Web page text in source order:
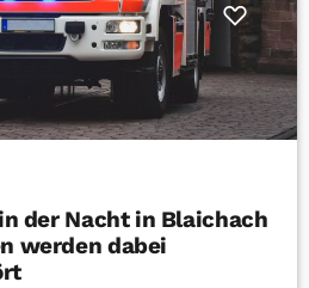
der Nacht in Blaichach
werden dabei